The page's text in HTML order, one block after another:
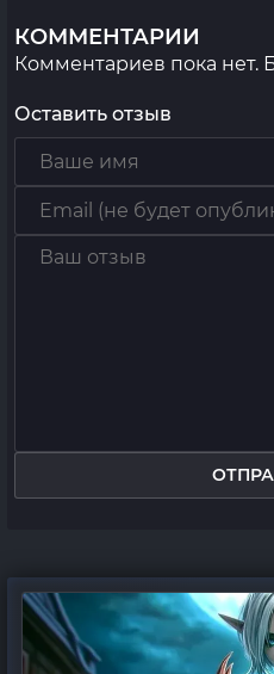
КОММЕНТАРИИ
Комментариев пока нет.
Оставить отзыв